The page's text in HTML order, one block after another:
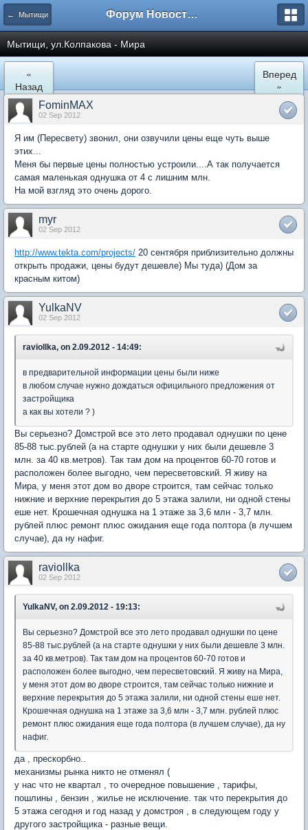
← Мытищи Форум Новостройки
Мытищи, ул.Колпакова - Мира
«
Назад
Вперед
»
FominMAX
02 Sep 2012
Я им (Пересвету) звонил, они озвучили цены еще чуть выше
этих...
Меня бы первые цены полностью устроили....А так получается
самая маленькая однушка от 4 с лишним млн.
На мой взгляд это очень дорого.
myr
02 Sep 2012
http://www.tekta.com/projects/ 20 сентября приблизительно должны
открыть продажи, цены будут дешевле) Мы туда) (Дом за
красным китом)
YulkaNV
02 Sep 2012
raviollka, on 2.09.2012 - 14:49:
в предварительной информации цены были ниже
в любом случае нужно дождаться официльного предложения от
застройщика
а как вы хотели ? )
Вы серьезно? Домстрой все это лето продавал однушки по цене
85-88 тыс.рублей (а на старте однушки у них были дешевле 3
млн. за 40 кв.метров). Так там дом на процентов 60-70 готов и
расположен более выгодно, чем пересветовский. Я живу на
Мира, у меня этот дом во дворе строится, там сейчас только
нижние и верхние перекрытия до 5 этажа залили, ни одной стены
еше нет. Крошечная однушка на 1 этаже за 3,6 млн - 3,7 млн.
рублей плюс ремонт плюс ожидания еще года полтора (в лучшем
случае), да ну нафиг.
raviollka
02 Sep 2012
YulkaNV, on 2.09.2012 - 19:13:
Вы серьезно? Домстрой все это лето продавал однушки по цене
85-88 тыс.рублей (а на старте однушки у них были дешевле 3 млн.
за 40 кв.метров). Так там дом на процентов 60-70 готов и
расположен более выгодно, чем пересветовский. Я живу на Мира,
у меня этот дом во дворе строится, там сейчас только нижние и
верхние перекрытия до 5 этажа залили, ни одной стены еше нет.
Крошечная однушка на 1 этаже за 3,6 млн - 3,7 млн. рублей плюс
ремонт плюс ожидания еще года полтора (в лучшем случае), да ну
нафиг.
да , прескорбно..
механизмы рынка никто не отменял (
у нас что не квартал , то очередное повышение , тарифы,
пошлины , бензин , жилье не исключение. так что перекрытия до
5 этажа сегодня и год назад у домстроя , в следующем году у
другого застройщика - разные вещи.